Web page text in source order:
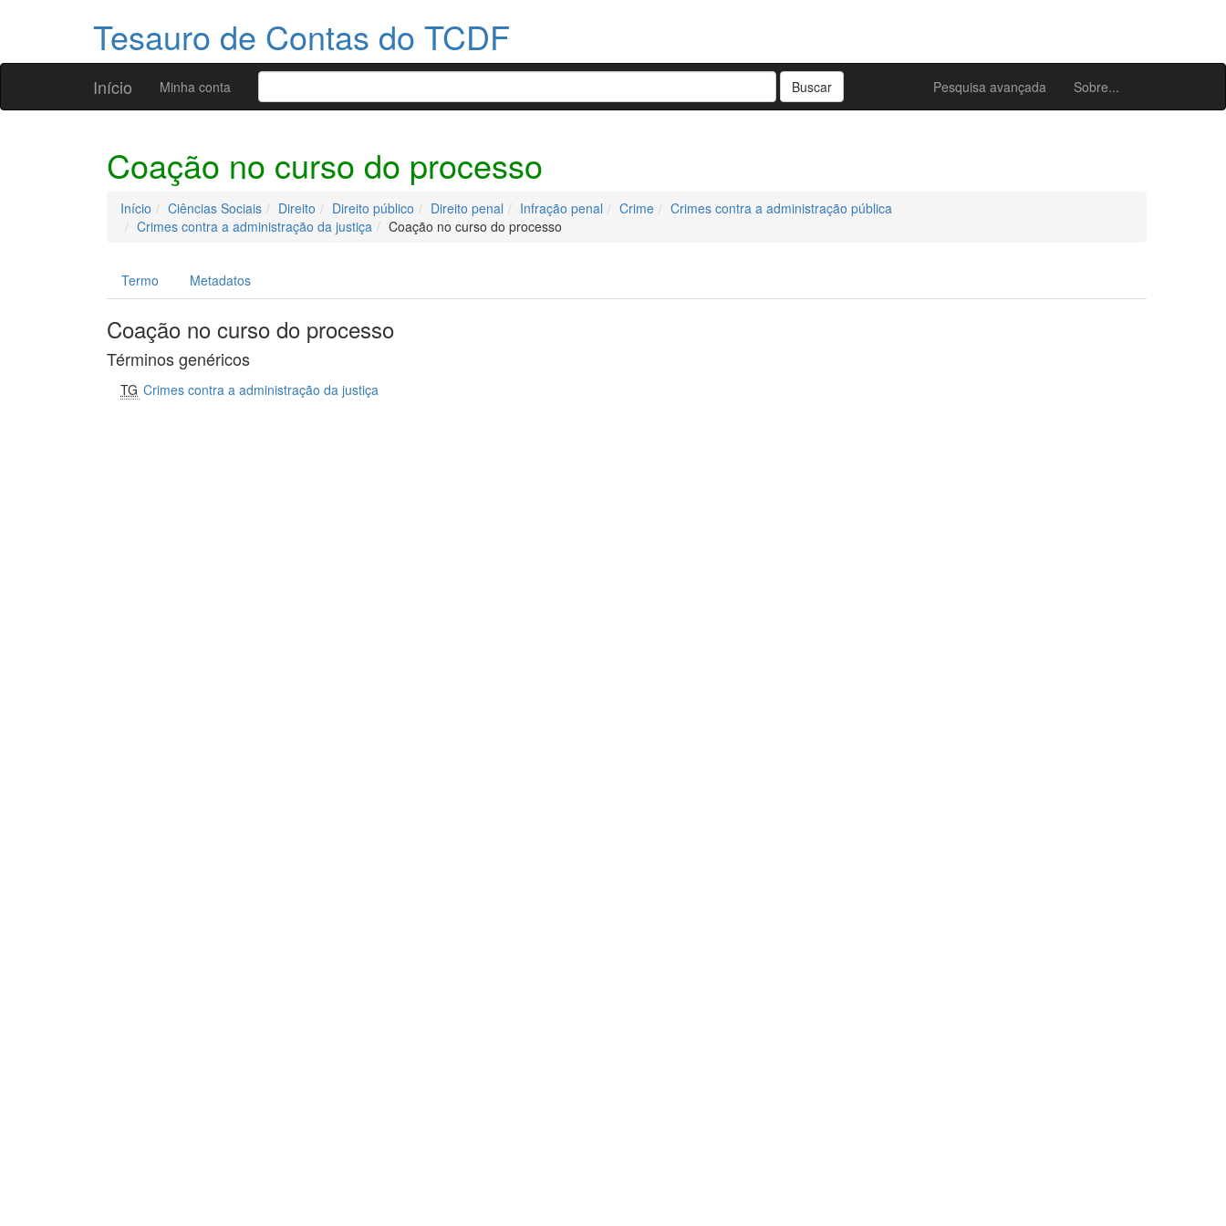
Tesauro de Contas do TCDF
Início Pesquisa avançada Sobre...
Minha conta
Coação no curso do processo
Início Ciências Sociais Direito Direito público Direito penal Infração penal Crime
Crimes contra a administração pública
Crimes contra a administração da justiça
Coação no curso do processo
Termo Metadatos
Coação no curso do processo
Términos genéricos
TG Crimes contra a administração da justiça